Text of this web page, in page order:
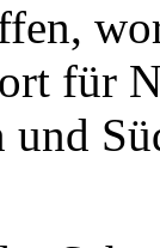
für
und